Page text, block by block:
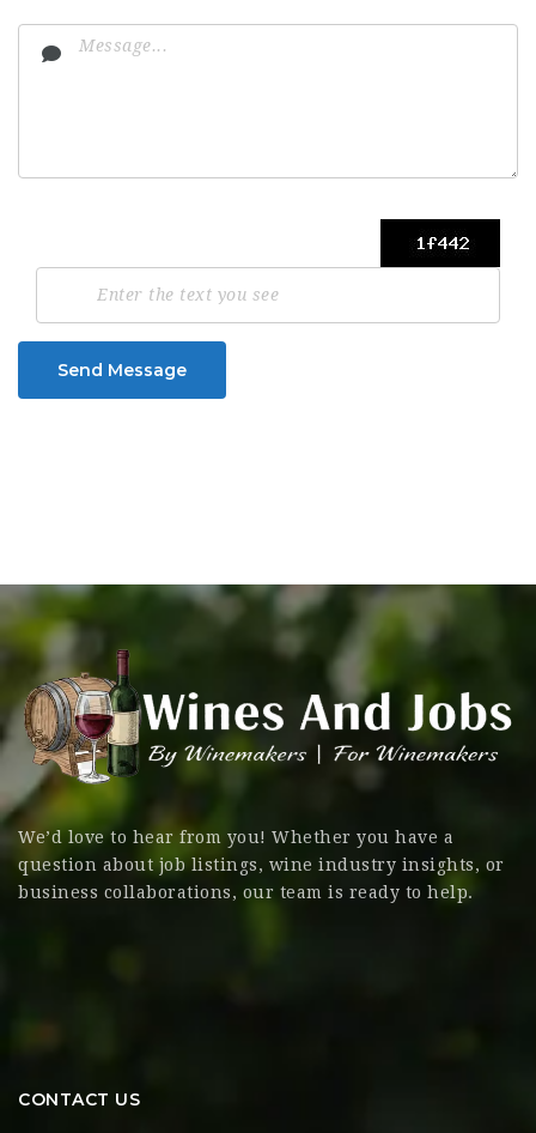
Send Message
We’d love to hear from you! Whether you have a
question about job listings, wine industry insights, or
business collaborations, our team is ready to help.
CONTACT US